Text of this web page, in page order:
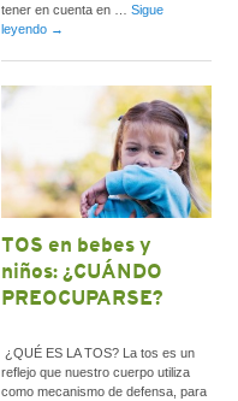
tener en cuenta en … Sigue
leyendo →
TOS en bebes y
niños: ¿CUÁNDO
PREOCUPARSE?
¿QUÉ ES LA TOS? La tos es un
reflejo que nuestro cuerpo utiliza
como mecanismo de defensa, para